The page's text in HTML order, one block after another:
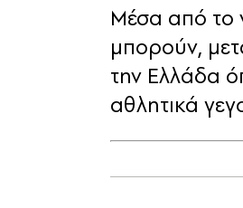
Μέσα από το
μπορούν,
την Ελλάδα
αθλητικά